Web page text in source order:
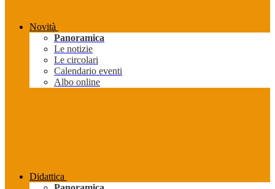
Novità
Panoramica
Le notizie
Le circolari
Calendario eventi
Albo online
Didattica